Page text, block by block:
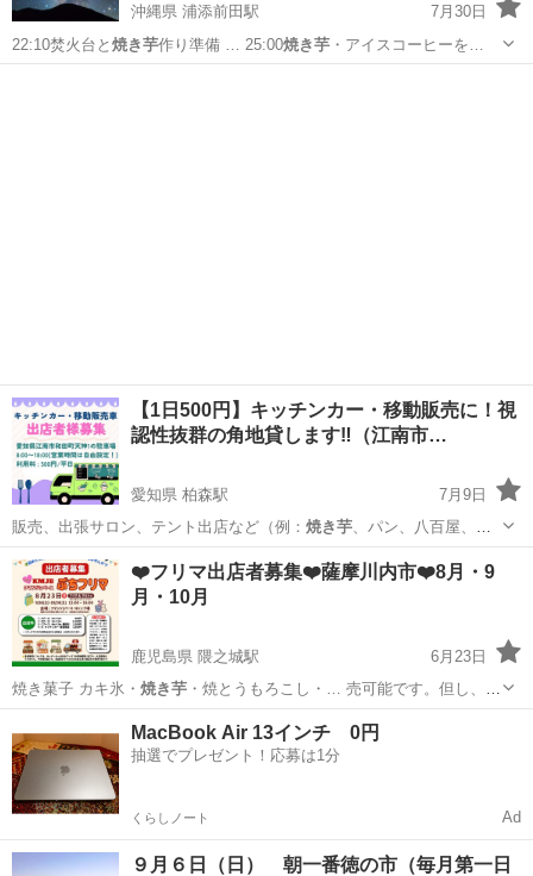
沖縄県 浦添前田駅
7月30日
22:10焚火台と 焼き芋 作り準備 … 25:00焼き芋・アイスコーヒーを…
【1日500円】キッチンカー・移動販売に！視
認性抜群の角地貸します‼️（江南市…
愛知県 柏森駅
7月9日
販売、出張サロン、テント出店など（例： 焼き芋、パン、八百屋、た
こ焼き、お弁当販売、…
愛知 丹羽郡 柏森駅 地域/お祭り キッチンカー
❤️フリマ出店者募集❤️薩摩川内市❤️8月・9
月・10月
鹿児島県 隈之城駅
6月23日
焼き菓子 カキ氷・ 焼き芋・焼とうもろこし・… 売可能です。但し、 焼
き芋と焼きとうもろこし…
薩摩川内市 隈之城駅 フリーマーケット
MacBook Air 13インチ 0円
抽選でプレゼント！応募は1分
くらしノート Ad
９月６日（日） 朝一番徳の市（毎月第一日